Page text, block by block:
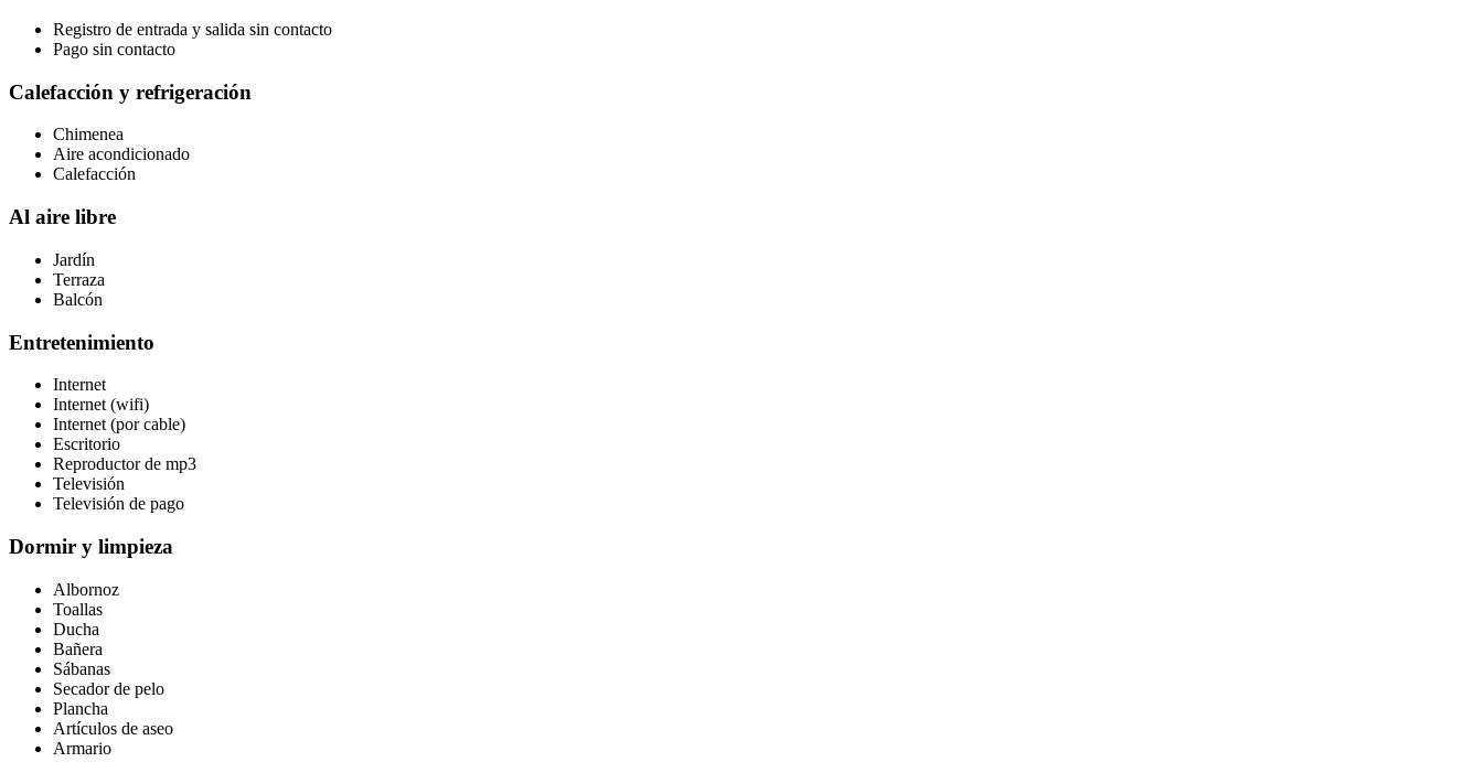
Registro de entrada y salida sin contacto
Pago sin contacto
Calefacción y refrigeración
Chimenea
Aire acondicionado
Calefacción
Al aire libre
Jardín
Terraza
Balcón
Entretenimiento
Internet
Internet (wifi)
Internet (por cable)
Escritorio
Reproductor de mp3
Televisión
Televisión de pago
Dormir y limpieza
Albornoz
Toallas
Ducha
Bañera
Sábanas
Secador de pelo
Plancha
Artículos de aseo
Armario